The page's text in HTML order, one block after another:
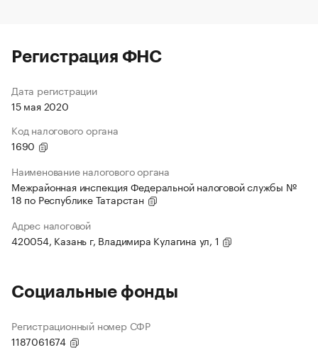
Регистрация ФНС
Дата регистрации
15 мая 2020
Код налогового органа
1690
Наименование налогового органа
Межрайонная инспекция Федеральной налоговой службы №
18 по Республике Татарстан
Адрес налоговой
420054, Казань г, Владимира Кулагина ул, 1
Социальные фонды
Регистрационный номер СФР
1187061674